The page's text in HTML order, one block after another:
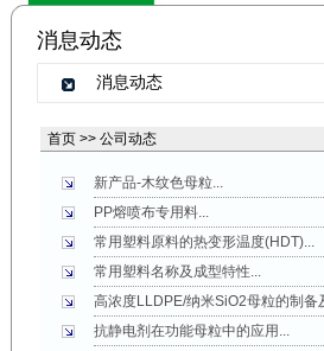
消息动态
消息动态
首页 >> 公司动态
新产品-木纹色母粒...
PP熔喷布专用料...
常用塑料原料的热变形温度(HDT)...
常用塑料名称及成型特性...
高浓度LLDPE/纳米SiO2母粒的制备
抗静电剂在功能母粒中的应用...